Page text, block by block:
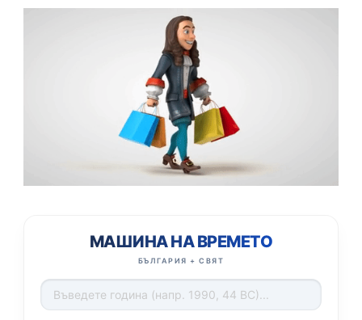
МАШИНА НА ВРЕМЕТО
БЪЛГАРИЯ + СВЯТ